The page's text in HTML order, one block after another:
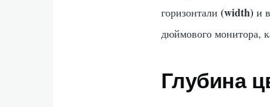
горизонтали(width) и
дюймового монитора,
Глубина